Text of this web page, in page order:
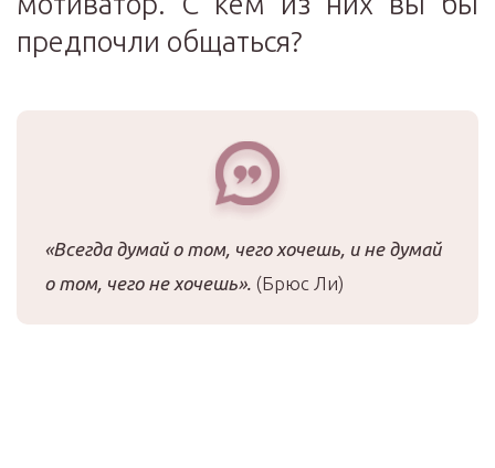
предпочли общаться?
«Всегда думай о том, чего хочешь, и не думай
о том, чего не хочешь». (Брюс Ли)